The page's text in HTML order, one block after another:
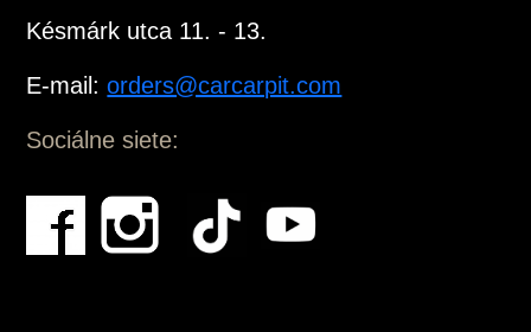
Késmárk utca 11. - 13.
E-mail:orders@carcarpit.com
Sociálne siete: